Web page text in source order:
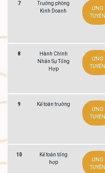
7
Trưởng phòng
Kinh Doanh
ỨNG
TUYỂN
8
Hành Chính
Nhân Sự Tổng
Hợp
ỨNG
TUYỂN
9
Kế toán trưởng
ỨNG
TUYỂN
10
Kế toán tổng
hợp
ỨNG
TUYỂN